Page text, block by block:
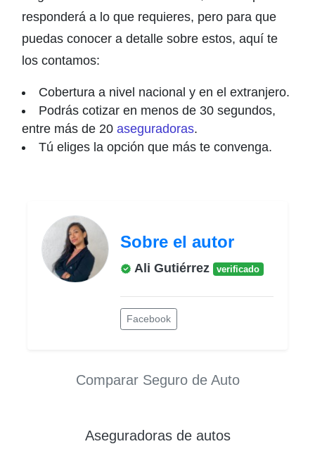
responderá a lo que requieres, pero para que
puedas conocer a detalle sobre estos, aquí te
los contamos:
Cobertura a nivel nacional y en el extranjero.
Podrás cotizar en menos de 30 segundos,
entre más de 20 aseguradoras.
Tú eliges la opción que más te convenga.
Sobre el autor
Ali Gutiérrez verificado
Facebook
Comparar Seguro de Auto
Aseguradoras de autos